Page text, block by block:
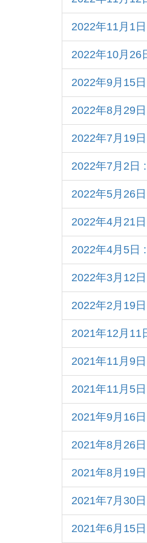
2022年11月1
2022年10月26
2022年9月15
2022年8月29
2022年7月19
2022年7月2日
2022年5月26
2022年4月21
2022年4月5日
2022年3月12
2022年2月19
2021年12月11
2021年11月9
2021年11月5
2021年9月16
2021年8月26
2021年8月19
2021年7月30
2021年6月15